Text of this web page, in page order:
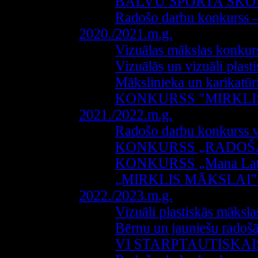
Radošo darbu konkurss
2020./2021.m.g.
Vizuālas mākslas
Vizuālās un vizuāli
Mākslinieka un
KONKURSS
2021./2022.m.g.
Radošo darbu konkurss
KONKURSS
KONKURSS „Mana
„MIRKLIS
2022./2023.m.g.
Vizuāli plastiskās
Bērnu un jauniešu
VI